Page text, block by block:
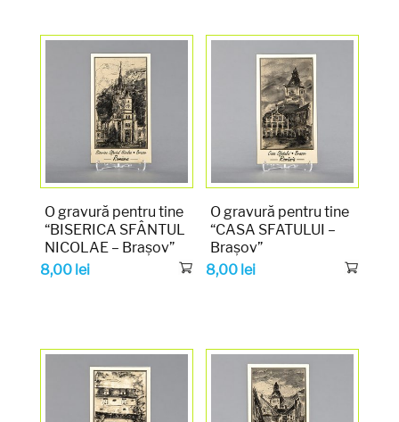
O gravură pentru tine
“BISERICA SFÂNTUL
NICOLAE – Brașov”
8,00 lei
O gravură pentru tine
“CASA SFATULUI –
Brașov”
8,00 lei